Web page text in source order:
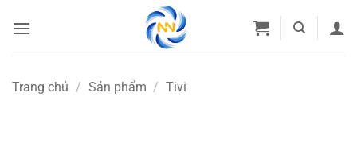
qua
Trang chủ / Sản phẩm / Tivi